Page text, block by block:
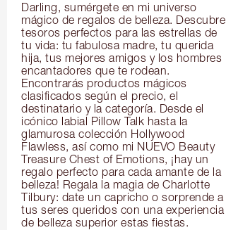
Darling, sumérgete en mi universo
mágico de regalos de belleza. Descubre
tesoros perfectos para las estrellas de
tu vida: tu fabulosa madre, tu querida
hija, tus mejores amigos y los hombres
encantadores que te rodean.
Encontrarás productos mágicos
clasificados según el precio, el
destinatario y la categoría. Desde el
icónico labial Pillow Talk hasta la
glamurosa colección Hollywood
Flawless, así como mi NUEVO Beauty
Treasure Chest of Emotions, ¡hay un
regalo perfecto para cada amante de la
belleza! Regala la magia de Charlotte
Tilbury: date un capricho o sorprende a
tus seres queridos con una experiencia
de belleza superior estas fiestas.